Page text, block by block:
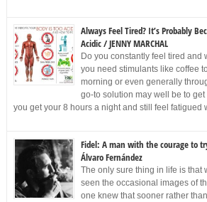
Always Feel Tired? It’s Probably
Acidic / JENNY MARCHAL
Do you constantly feel tired and
you need stimulants like coffee
morning or even generally
go-to solution may well be to
you get your 8 hours a night and still feel fatigued
Fidel: A man with the courage to
Álvaro Fernández
The only sure thing in life is that
seen the occasional images of
one knew that sooner rather